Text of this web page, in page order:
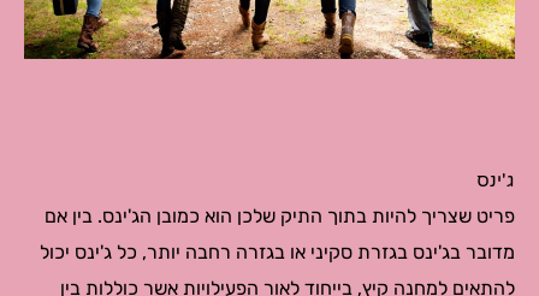
ג'ינס
פריט שצריך להיות בתוך התיק שלכן הוא כמובן הג'ינס. בין אם
מדובר בג'ינס בגזרת סקיני או בגזרה רחבה יותר, כל ג'ינס יכול
להתאים למחנה קיץ, בייחוד לאור הפעילויות אשר כוללות בין